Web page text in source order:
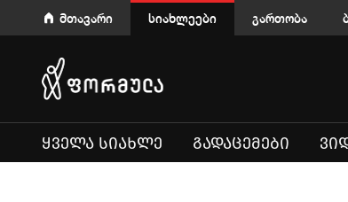
მთავარი სიახლეები გართობა
ᲧᲕᲔᲚᲐ ᲡᲘᲐᲮᲚᲔ ᲒᲐᲓᲐᲪᲔᲛᲔᲑᲘ